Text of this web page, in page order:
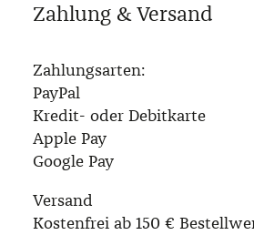
Zahlung & Versand
Zahlungsarten:
PayPal
Kredit- oder Debitkarte
Apple Pay
Google Pay
Versand
Kostenfrei ab 150 €